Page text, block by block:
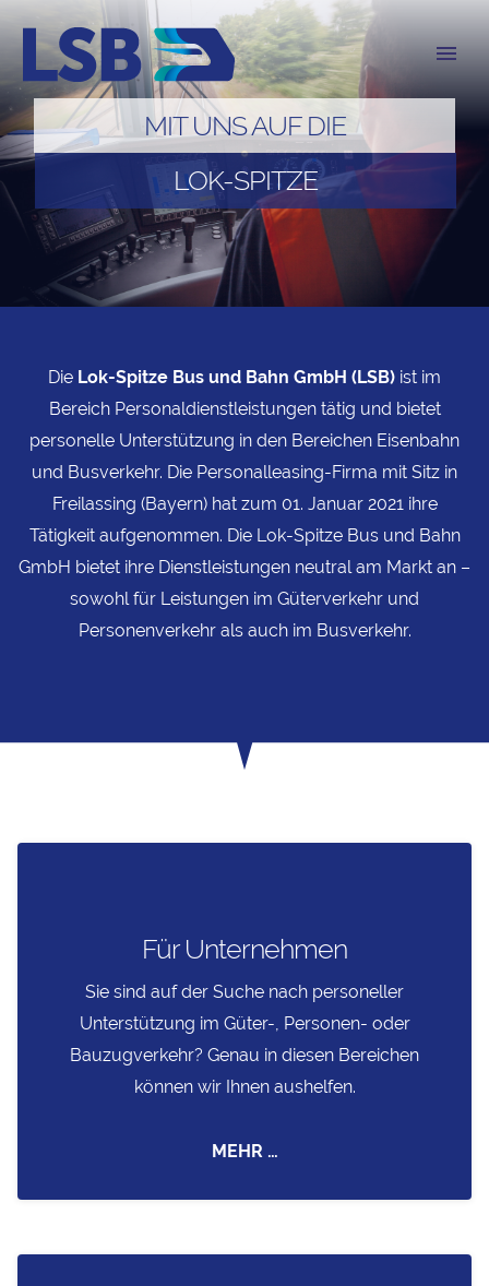
MIT UNS AUF DIE
LOK-SPITZE
Die Lok-Spitze Bus und Bahn GmbH (LSB) ist im
Bereich Personaldienstleistungen tätig und bietet
personelle Unterstützung in den Bereichen Eisenbahn
und Busverkehr. Die Personalleasing-Firma mit Sitz in
Freilassing (Bayern) hat zum 01. Januar 2021 ihre
Tätigkeit aufgenommen. Die Lok-Spitze Bus und Bahn
GmbH bietet ihre Dienstleistungen neutral am Markt an –
sowohl für Leistungen im Güterverkehr und
Personenverkehr als auch im Busverkehr.
Für Unternehmen
Sie sind auf der Suche nach personeller
Unterstützung im Güter-, Personen- oder
Bauzugverkehr? Genau in diesen Bereichen
können wir Ihnen aushelfen.
MEHR …